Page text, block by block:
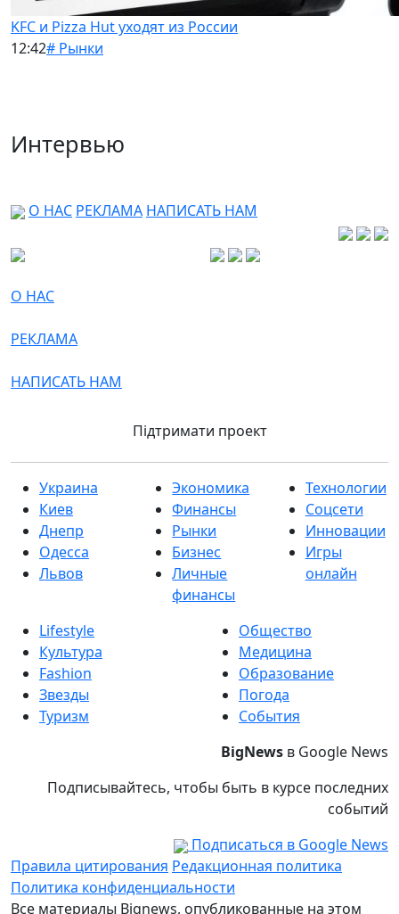
KFC и Pizza Hut уходят из России
12:42# Рынки
Интервью
О НАС РЕКЛАМА НАПИСАТЬ НАМ
О НАС
РЕКЛАМА
НАПИСАТЬ НАМ
Підтримати проект
Украина
Киев
Днепр
Одесса
Львов
Экономика
Финансы
Рынки
Бизнес
Личные
финансы
Технологии
Соцсети
Инновации
Игры
онлайн
Lifestyle
Культура
Fashion
Звезды
Туризм
Общество
Медицина
Образование
Погода
События
BigNews в Google News
Подписывайтесь, чтобы быть в курсе последних
событий
Подписаться в Google News
Правила цитирования Редакционная политика
Политика конфиденциальности
Все материалы Bignews, опубликованные на этом